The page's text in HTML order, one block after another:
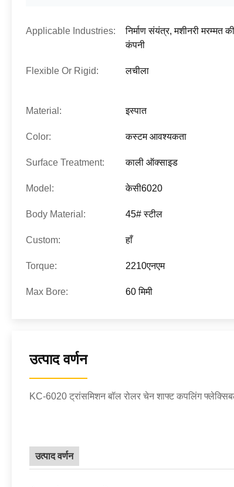
Applicable Industries:
निर्माण संयंत्र, मशीनरी मरम्मत
कंपनी
Flexible Or Rigid: लचीला
Material: इस्पात
Color: कस्टम आवश्यकता
Surface Treatment: काली ऑक्साइड
Model: केसी6020
Body Material: 45# स्टील
Custom: हाँ
Torque: 2210एनएम
Max Bore: 60 मिमी
उत्पाद वर्णन
KC-6020 ट्रांसमिशन बॉल रोलर चेन शाफ्ट कपलिंग
उत्पाद वर्णन